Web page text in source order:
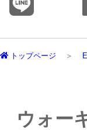
トップページ
ウォー